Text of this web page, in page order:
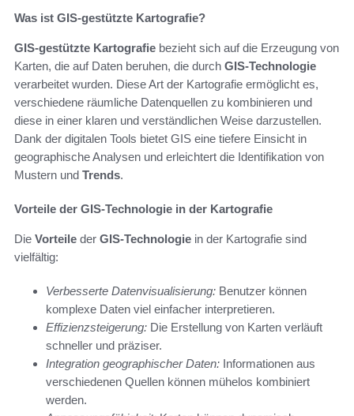
Was ist GIS-gestützte Kartografie?
GIS-gestützte Kartografie bezieht sich auf die Erzeugung von
Karten, die auf Daten beruhen, die durch GIS-Technologie
verarbeitet wurden. Diese Art der Kartografie ermöglicht es,
verschiedene räumliche Datenquellen zu kombinieren und
diese in einer klaren und verständlichen Weise darzustellen.
Dank der digitalen Tools bietet GIS eine tiefere Einsicht in
geographische Analysen und erleichtert die Identifikation von
Mustern und Trends.
Vorteile der GIS-Technologie in der Kartografie
Die Vorteile der GIS-Technologie in der Kartografie sind
vielfältig:
Verbesserte Datenvisualisierung: Benutzer können
komplexe Daten viel einfacher interpretieren.
Effizienzsteigerung: Die Erstellung von Karten verläuft
schneller und präziser.
Integration geographischer Daten: Informationen aus
verschiedenen Quellen können mühelos kombiniert
werden.